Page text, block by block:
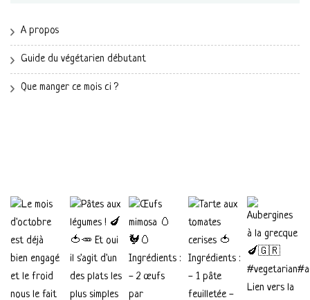
A propos
Guide du végétarien débutant
Que manger ce mois ci ?